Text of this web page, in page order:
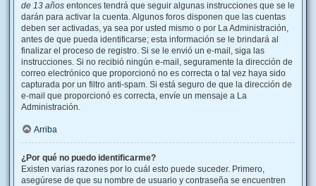
de 13 años entonces tendrá que seguir algunas instrucciones que se le
darán para activar la cuenta. Algunos foros disponen que las cuentas
deben ser activadas, ya sea por usted mismo o por La Administración,
antes de que pueda identificarse; esta información se le brindará al
finalizar el proceso de registro. Si se le envió un e-mail, siga las
instrucciones. Si no recibió ningún e-mail, seguramente la dirección de
correo electrónico que proporcionó no es correcta o tal vez haya sido
capturada por un filtro anti-spam. Si está seguro de que la dirección de
e-mail que proporcionó es correcta, envíe un mensaje a La
Administración.
Arriba
¿Por qué no puedo identificarme?
Existen varias razones por lo cuál esto puede suceder. Primero,
asegúrese de que su nombre de usuario y contraseña se encuentren